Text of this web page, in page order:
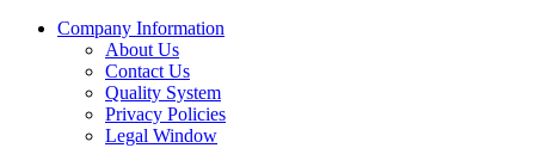
Company Information
About Us
Contact Us
Quality System
Privacy Policies
Legal Window